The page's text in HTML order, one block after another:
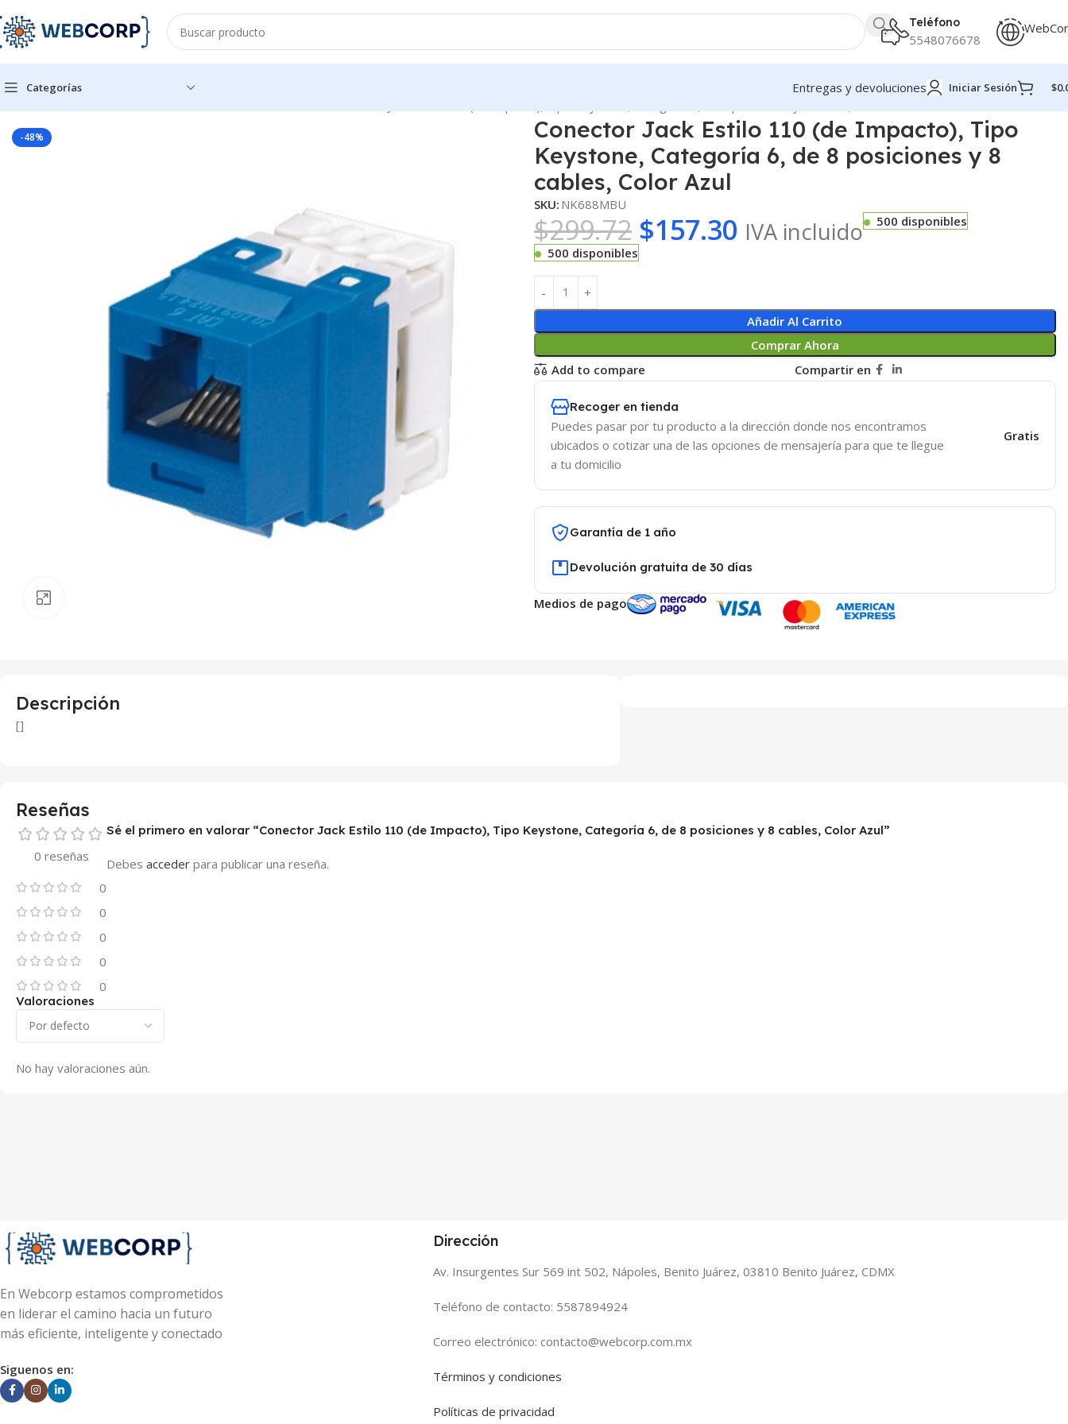
Teléfono
5548076678
Categorías Entregas y devoluciones Iniciar Sesión $
-48%
Conector Jack Estilo 110 (de Impacto), Tipo
Keystone, Categoría 6, de 8 posiciones y 8
cables, Color Azul
SKU: NK688MBU
$299.72 $157.30 IVA incluido
500 disponibles
500 disponibles
Añadir Al Carrito
Comprar Ahora
Add to compare
Compartir en
Recoger en tienda
Puedes pasar por tu producto a la dirección donde nos encontramos
ubicados o cotizar una de las opciones de mensajería para que te llegue
a tu domicilio
Gratis
Garantía de 1 año
Devolución gratuita de 30 días
Medios de pago
Descripción
[]
Reseñas
0 reseñas
0
0
0
0
0
Valoraciones
No hay valoraciones aún.
Sé el primero en valorar “Conector Jack Estilo 110 (de Impacto), Tipo Keystone, Categoría 6, de 8 posiciones y 8 cables, Color Azul”
Debes acceder para publicar una reseña.
En Webcorp estamos comprometidos
en liderar el camino hacia un futuro
más eficiente, inteligente y conectado
Siguenos en:
Dirección
Av. Insurgentes Sur 569 int 502, Nápoles, Benito Juárez, 03810 Benito Juárez, CDMX
Teléfono de contacto: 5587894924
Correo electrónico: contacto@webcorp.com.mx
Términos y condiciones
Políticas de privacidad